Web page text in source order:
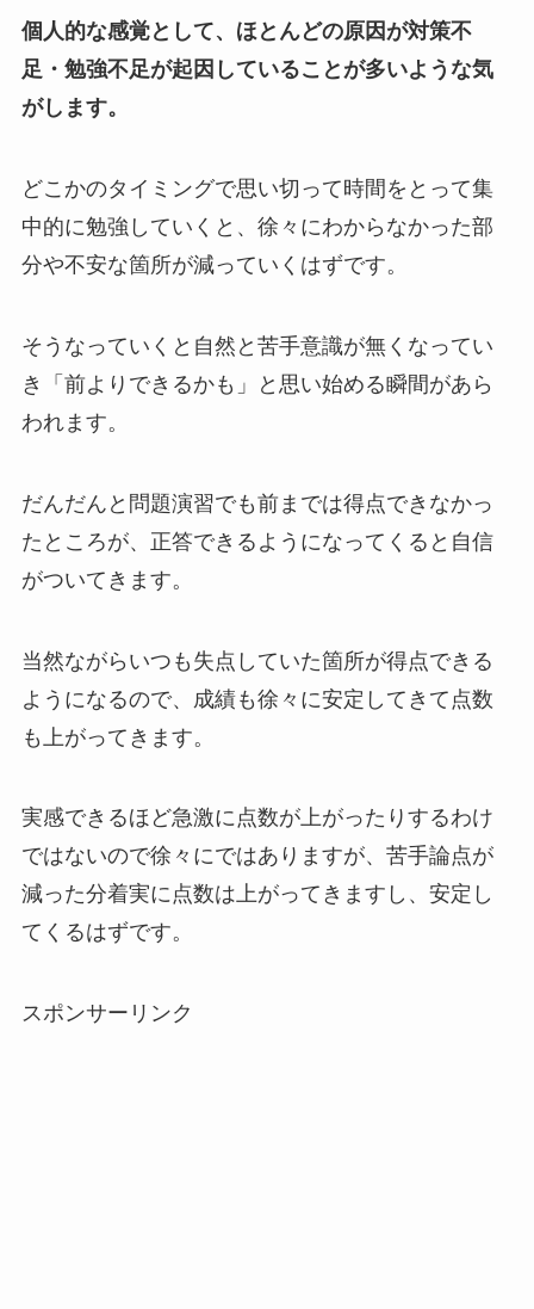
個人的な感覚として、ほとんどの原因が対策不
足・勉強不足が起因していることが多いような気
がします。
どこかのタイミングで思い切って時間をとって集
中的に勉強していくと、徐々にわからなかった部
分や不安な箇所が減っていくはずです。
そうなっていくと自然と苦手意識が無くなってい
き「前よりできるかも」と思い始める瞬間があら
われます。
だんだんと問題演習でも前までは得点できなかっ
たところが、正答できるようになってくると自信
がついてきます。
当然ながらいつも失点していた箇所が得点できる
ようになるので、成績も徐々に安定してきて点数
も上がってきます。
実感できるほど急激に点数が上がったりするわけ
ではないので徐々にではありますが、苦手論点が
減った分着実に点数は上がってきますし、安定し
てくるはずです。
スポンサーリンク